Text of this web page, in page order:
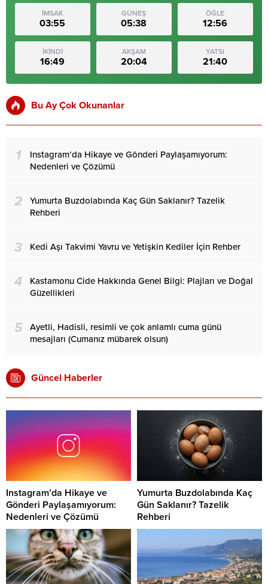
İMSAK
03:55
GÜNEŞ
05:38
ÖĞLE
12:56
İKİNDİ
16:49
AKŞAM
20:04
YATSI
21:40
Bu Ay Çok Okunanlar
1
Instagram’da Hikaye ve Gönderi Paylaşamıyorum:
Nedenleri ve Çözümü
2
Yumurta Buzdolabında Kaç Gün Saklanır? Tazelik
Rehberi
3 Kedi Aşı Takvimi Yavru ve Yetişkin Kediler İçin Rehber
4
Kastamonu Cide Hakkında Genel Bilgi: Plajları ve Doğal
Güzellikleri
5
Ayetli, Hadisli, resimli ve çok anlamlı cuma günü
mesajları (Cumanız mübarek olsun)
Güncel Haberler
Instagram’da Hikaye ve
Gönderi Paylaşamıyorum:
Nedenleri ve Çözümü
Yumurta Buzdolabında Kaç
Gün Saklanır? Tazelik
Rehberi